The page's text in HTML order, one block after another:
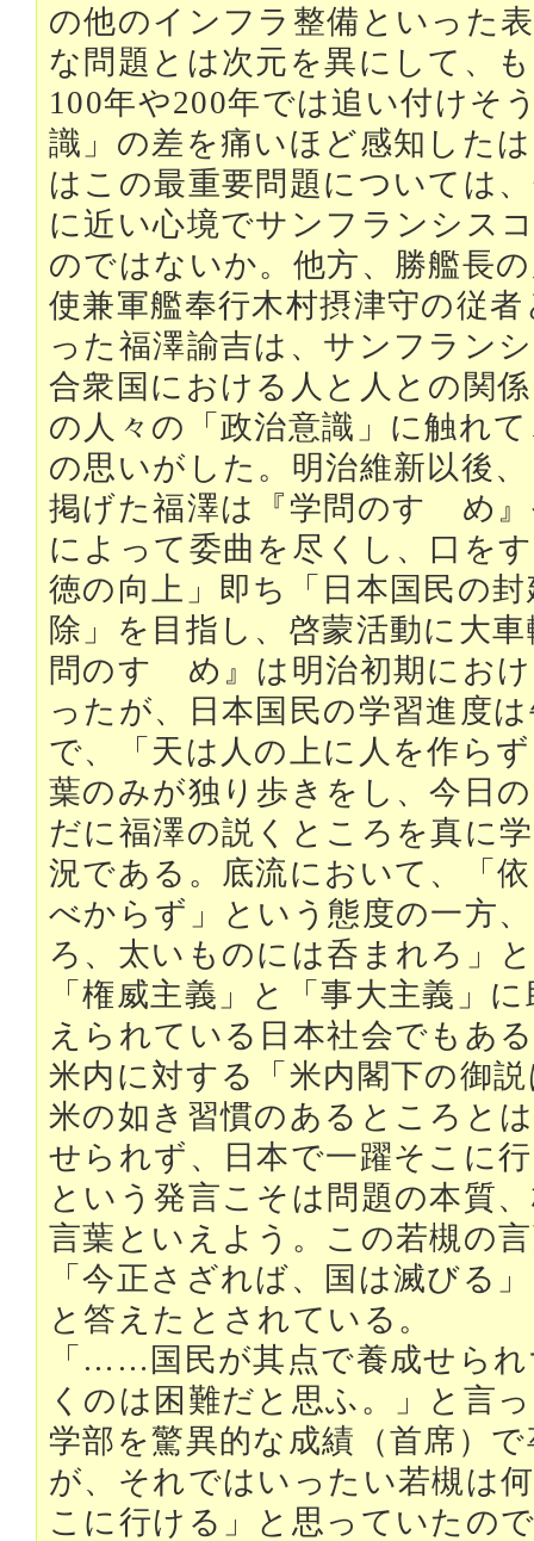
の他のインフラ整備といった
な問題とは次元を異にして、
100年や200年では追い付けそ
識」の差を痛いほど感知した
はこの最重要問題については
に近い心境でサンフランシス
のではないか。他方、勝艦長
使兼軍艦奉行木村摂津守の従
った福澤諭吉は、サンフラン
合衆国における人と人との関
の人々の「政治意識」に触れ
の思いがした。明治維新以後
掲げた福澤は『学問のすゝめ
によって委曲を尽くし、口を
徳の向上」即ち「日本国民の
除」を目指し、啓蒙活動に大
問のすゝめ』は明治初期にお
ったが、日本国民の学習進度
で、「天は人の上に人を作ら
葉のみが独り歩きをし、今日
だに福澤の説くところを真に
況である。底流において、「
べからず」という態度の一方
ろ、太いものには呑まれろ」
「権威主義」と「事大主義」
えられている日本社会でもあ
米内に対する「米内閣下の御
米の如き習慣のあるところと
せられず、日本で一躍そこに
という発言こそは問題の本質
言葉といえよう。この若槻の
「今正さざれば、国は滅びる」
と答えたとされている。
「……国民が其点で養成せら
くのは困難だと思ふ。」と言
学部を驚異的な成績（首席）
が、それではいったい若槻は
こに行ける」と思っていたの